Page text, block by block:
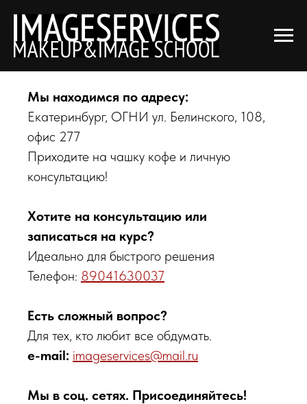
Остались вопросы? Мы рядом!
Мы находимся по адресу:
Екатеринбург, ОГНИ ул. Белинского, 108,
офис 277
Приходите на чашку кофе и личную
консультацию!
Хотите на консультацию или
записаться на курс?
Идеально для быстрого решения
Телефон: 89041630037
Есть сложный вопрос?
Для тех, кто любит все обдумать.
e-mail: imageservices@mail.ru
Мы в соц. сетях. Присоединяйтесь!